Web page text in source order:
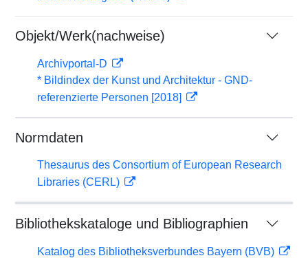
Objekt/Werk(nachweise)
Archivportal-D
* Bildindex der Kunst und Architektur - GND-
referenzierte Personen [2018]
Normdaten
Thesaurus des Consortium of European Research
Libraries (CERL)
Bibliothekskataloge und Bibliographien
Katalog des Bibliotheksverbundes Bayern (BVB)